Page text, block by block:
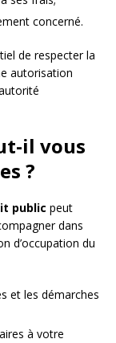
concerné.
de respecter la
autorisation
il vous
?
public peut
dans
d’occupation du
et les démarches
à votre